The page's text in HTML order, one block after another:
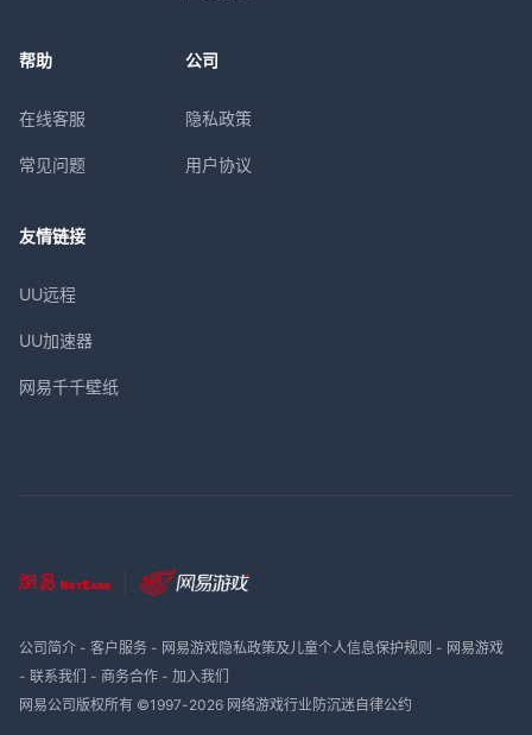
帮助
在线客服
常见问题
公司
隐私政策
用户协议
友情链接
UU远程
UU加速器
网易千千壁纸
公司简介- 客户服务- 网易游戏隐私政策及儿童个人信息保护规则 - 网易游戏
- 联系我们 - 商务合作- 加入我们
网易公司版权所有 ©1997-2026 网络游戏行业防沉迷自律公约